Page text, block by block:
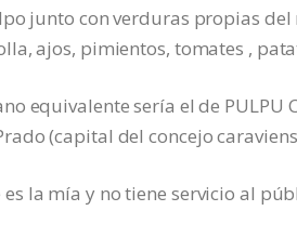
junto con verduras propias
ajos, pimientos, tomates ,
equivalente sería el de PULPU
(capital del concejo
es la mía y no tiene servicio al